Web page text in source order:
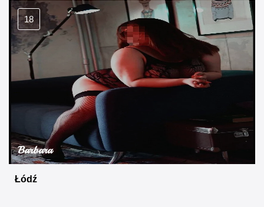
18
Barbara
Łódź